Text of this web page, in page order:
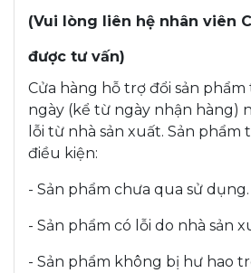
(Vui lòng liên hệ nhân viên
được tư vấn)
Cửa hàng hỗ trợ đổi sản
ngày (kể từ ngày nhận hàng)
lỗi từ nhà sản xuất. Sản phẩm
điều kiện:
- Sản phẩm chưa qua sử dụng.
- Sản phẩm có lỗi do nhà sản
- Sản phẩm không bị hư hao